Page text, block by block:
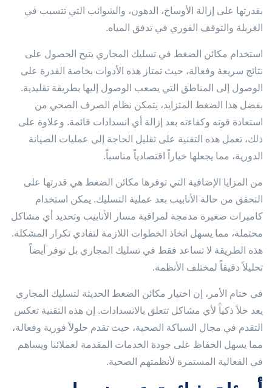
بقدرتها على إزالة الأوساخ، الدهون، والشوائب التي تتسبب في
الغربلة والتوقف الفوري في تدفق المياه.
استخدام مكائن الضغط في تسليك المجاري يتيح الحصول على
نتائج سريعة وفعالة، حيث تمتاز هذه الأدوات بخاصة القدرة على
الوصول إلى المناطق التي يصعب الوصول إليها بطريقة تقليدية.
بفضل هذا الضغط المتزايد، يتمكن نظام الصرف الصحي من
استعادة قوته وكفاءته بعد إزالة أي انسدادات قائمة. وعلاوة على
ذلك، تعمل هذه التقنية على تقليل الحاجة إلى عمليات الصيانة
الدورية، مما يجعلها خياراً اقتصادياً مناسباً.
من المزايا الإضافية التي توفرها مكائن الضغط هي قدرتها على
التحقق من حالة الأنابيب بعد عملية التسليك. يمكن استخدام
كاميرات صغيرة مدمجة لمراقبة مسار الأنابيب وتحديد أي مشاكل
محتملة، مما يسهل اتخاذ الخطوات اللازمة لتفادي تكرار المشكلة.
هذه الطريقة لا تساعد فقط في تسليك المجاري بل توفر أيضاً
تحليلاً دقيقاً لمختلف الأنظمة.
في ختام الأمر، إن اختيار مكائن الضغط الحديثة لتسليك المجاري
يعد حلاً ذكياً لأي مشاكل تتعلق بالانسدادات. إن هذه التقنية تعكس
التقدم في مجال السباكة الصحية، حيث تقدم حلولاً فورية وفعالة،
مما يسهل الحفاظ على جودة الخدمات المقدمة لعملائنا ويساهم
في الفعالية المستمرة لأنظمتهم الصحية.